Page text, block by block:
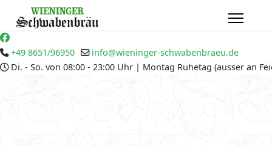
+49 8651/96950
info@wieninger-schwabenbraeu.de
Di. - So. von 08:00 - 23:00 Uhr | Montag Ruhetag (ausser an